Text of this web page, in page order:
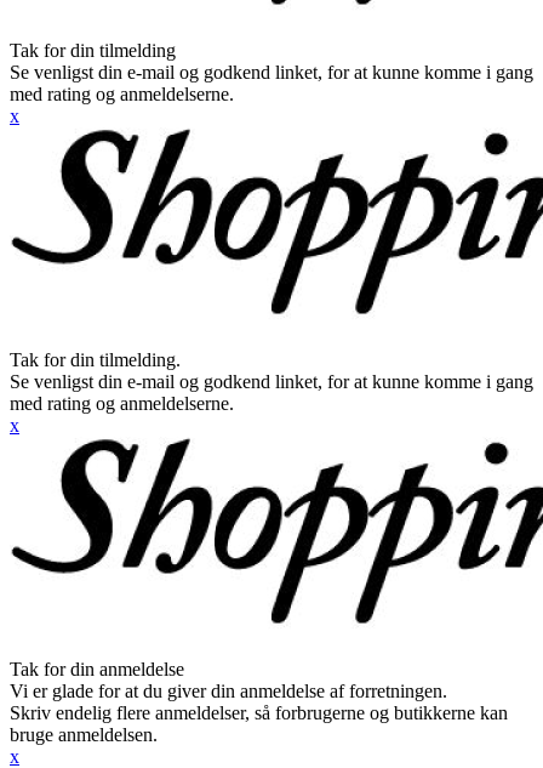
Tak for din tilmelding
Se venligst din e-mail og godkend linket, for at kunne komme i gang
med rating og anmeldelserne.
x
Tak for din tilmelding.
Se venligst din e-mail og godkend linket, for at kunne komme i gang
med rating og anmeldelserne.
x
Tak for din anmeldelse
Vi er glade for at du giver din anmeldelse af forretningen.
Skriv endelig flere anmeldelser, så forbrugerne og butikkerne kan
bruge anmeldelsen.
x